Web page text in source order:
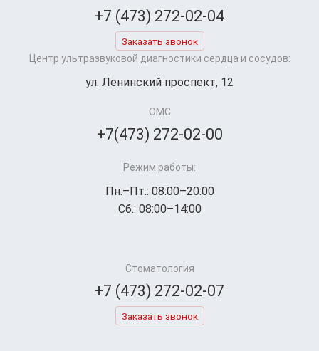
+7 (473) 272-02-04
Заказать звонок
Центр ультразвуковой диагностики сердца и сосудов:
ул. Ленинский проспект, 12
ОМС
+7(473) 272-02-00
Режим работы:
Пн.–Пт.: 08:00–20:00
Сб.: 08:00–14:00
Стоматология
+7 (473) 272-02-07
Заказать звонок